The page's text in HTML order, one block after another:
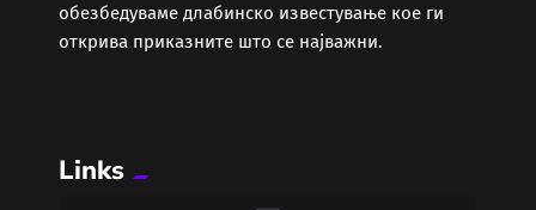
обезбедуваме длабинско известување кое ги
открива приказните што се најважни.
Links